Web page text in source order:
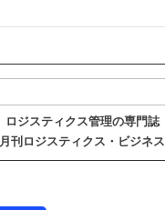
ロジスティクス管理の専門誌
月刊ロジスティクス・ビジネス